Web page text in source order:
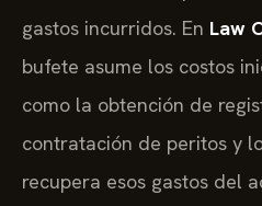
gastos incurridos. En Law
bufete asume los costos
como la obtención de
contratación de peritos y
recupera esos gastos del